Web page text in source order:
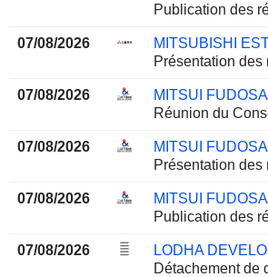
Publication des
07/08/2026
MITSUBISHI
Présentation des
07/08/2026
MITSUI
Réunion du
07/08/2026
MITSUI
Présentation des
07/08/2026
MITSUI
Publication des
07/08/2026
LODHA
Détachement de